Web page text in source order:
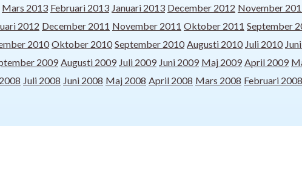
Mars 2013 Februari 2013 Januari 2013 December 2012 November
2012 December 2011 November 2011 Oktober 2011 September
2010 Oktober 2010 September 2010 Augusti 2010 Juli 2010
2009 Augusti 2009 Juli 2009 Juni 2009 Maj 2009 April 2009
Juli 2008 Juni 2008 Maj 2008 April 2008 Mars 2008 Februari 2008